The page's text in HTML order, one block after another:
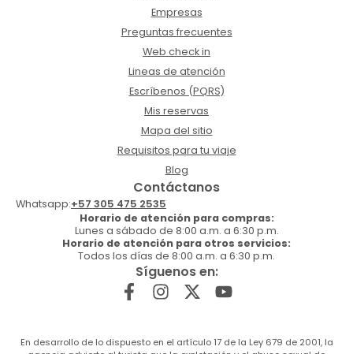
Empresas
Preguntas frecuentes
Web check in
Lineas de atención
Escríbenos (PQRS)
Mis reservas
Mapa del sitio
Requisitos para tu viaje
Blog
Contáctanos
Whatsapp:+57 305 475 2535
Horario de atención para compras:
Lunes a sábado de 8:00 a.m. a 6:30 p.m.
Horario de atención para otros servicios:
Todos los días de 8:00 a.m. a 6:30 p.m.
Síguenos en:
En desarrollo de lo dispuesto en el artículo 17 de la Ley 679 de 2001, la